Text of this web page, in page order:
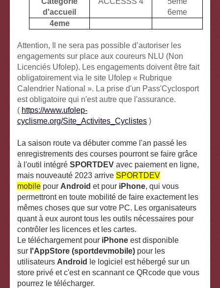
d'accueil
6eme
4eme
Attention, Il ne sera pas possible d’autoriser les
engagements sur place aux coureurs NLU (Non
Licenciés Ufolep). Les engagements doivent être fait
obligatoirement via le site Ufolep « Rubrique
Calendrier National ». La prise d'un Pass'Cyclosport
est obligatoire qui n'est autre que l'assurance.
( https://www.ufolep-
cyclisme.org/Site_Activites_Cyclistes )
La saison route va débuter comme l'an passé les
enregistrements des courses pourront se faire grâce
à l'outil intégré SPORTDEV avec paiement en ligne,
mais nouveauté 2023 arrive SPORTDEV
mobile pour Android et pour iPhone, qui vous
permettront en toute mobilité de faire exactement les
mêmes choses que sur votre PC. Les organisateurs
quant à eux auront tous les outils nécessaires pour
contrôler les licences et les cartes.
Le téléchargement pour iPhone est disponible
sur l'AppStore (sportdevmobile) pour les
utilisateurs Android
le logiciel est hébergé sur un
store privé et c'est en scannant ce QRcode que vous
pourrez le télécharger.